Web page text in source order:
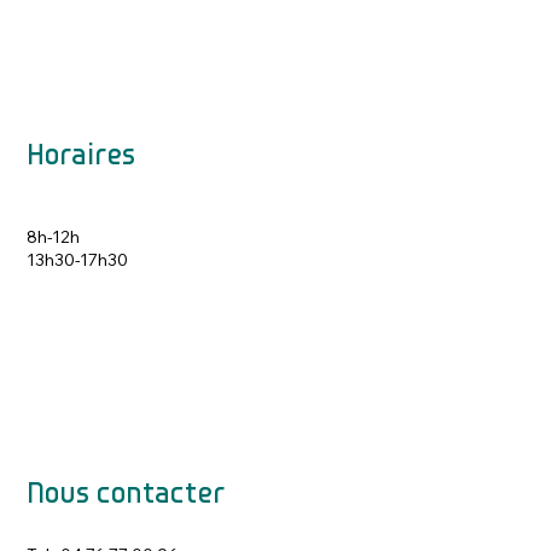
Horaires
8h-12h
13h30-17h30
Nous contacter